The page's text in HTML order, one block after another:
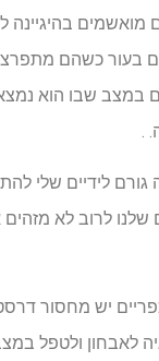
בהיגיינה
בעור כשהם
שבו הוא
.
לידיים שלי
לרוב לא
יש מחסור
לאבחון ולטפל